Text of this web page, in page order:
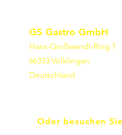
GS Gastro GmbH
Hans-Großwendt-Ring 1
66333 Völklingen
Deutschland
Oder besuchen